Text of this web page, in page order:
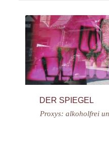
DER SPIEGEL
Proxys: alkoholfrei